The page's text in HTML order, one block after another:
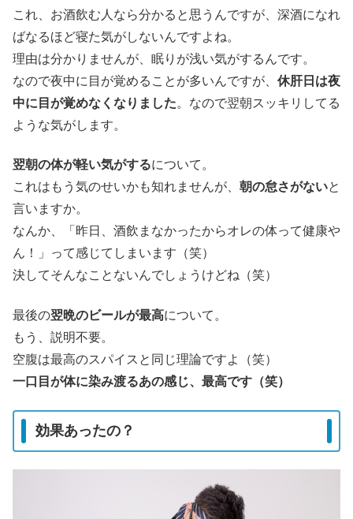
これ、お酒飲む人なら分かると思うんですが、深酒になれ
ばなるほど寝た気がしないんですよね。
理由は分かりませんが、眠りが浅い気がするんです。
なので夜中に目が覚めることが多いんですが、 休肝日は夜
中に目が覚めなくなりました。なので翌朝スッキリしてる
ような気がします。
翌朝の体が軽い気がするについて。
これはもう気のせいかも知れませんが、 朝の怠さがないと
言いますか。
なんか、「昨日、酒飲まなかったからオレの体って健康や
ん！」って感じてしまいます（笑）
決してそんなことないんでしょうけどね（笑）
最後の翌晩のビールが最高について。
もう、説明不要。
空腹は最高のスパイスと同じ理論ですよ（笑）
一口目が体に染み渡るあの感じ、最高です（笑）
効果あったの？